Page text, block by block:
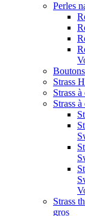
Perles
Strass
Strass
Strass
Strass
gros